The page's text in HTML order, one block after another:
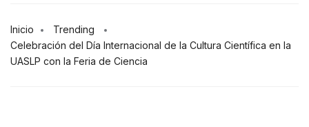
Inicio
Trending
Celebración del Día Internacional de la Cultura Científica en la
UASLP con la Feria de Ciencia